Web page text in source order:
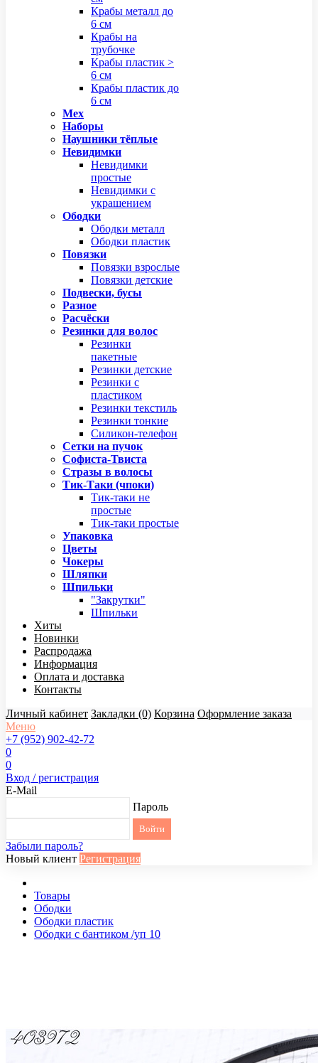
Крабы металл до
6 см
Крабы на
трубочке
Крабы пластик >
6 см
Крабы пластик до
6 см
Мех
Наборы
Наушники тёплые
Невидимки
Невидимки
простые
Невидимки с
украшением
Ободки
Ободки металл
Ободки пластик
Повязки
Повязки взрослые
Повязки детские
Подвески, бусы
Разное
Расчёски
Резинки для волос
Резинки
пакетные
Резинки детские
Резинки с
пластиком
Резинки текстиль
Резинки тонкие
Силикон-телефон
Сетки на пучок
Софиста-Твиста
Стразы в волосы
Тик-Таки (чпоки)
Тик-таки не
простые
Тик-таки простые
Упаковка
Цветы
Чокеры
Шляпки
Шпильки
"Закрутки"
Шпильки
Хиты
Новинки
Распродажа
Информация
Оплата и доставка
Контакты
Личный кабинет Закладки (0) Корзина Оформление заказа
Меню
+7 (952) 902-42-72
0
0
Вход / регистрация
E-Mail
Пароль
Забыли пароль?
Новый клиент Регистрация
Товары
Ободки
Ободки пластик
Ободки с бантиком /уп 10